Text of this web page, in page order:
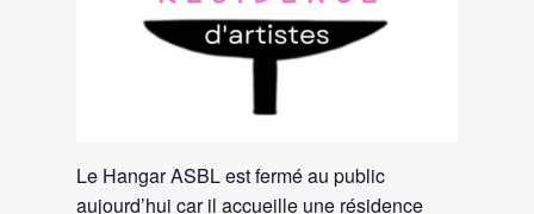
Le Hangar ASBL est fermé au public
aujourd’hui car il accueille une résidence